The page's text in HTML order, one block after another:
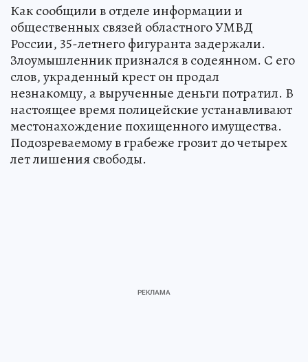
Как сообщили в отделе информации и
общественных связей областного УМВД
России, 35-летнего фигуранта задержали.
Злоумышленник признался в содеянном. С его
слов, украденный крест он продал
незнакомцу, а вырученные деньги потратил. В
настоящее время полицейские устанавливают
местонахождение похищенного имущества.
Подозреваемому в грабеже грозит до четырех
лет лишения свободы.